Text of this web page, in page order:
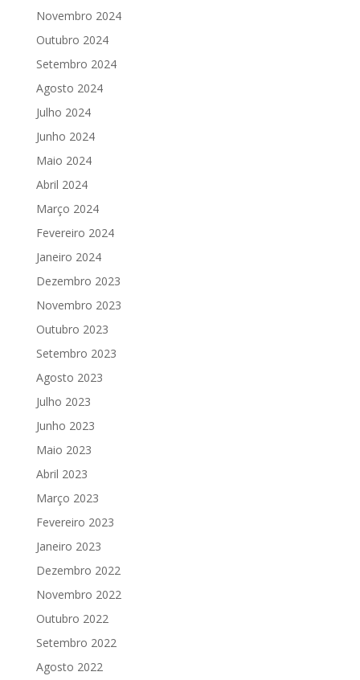
Novembro 2024
Outubro 2024
Setembro 2024
Agosto 2024
Julho 2024
Junho 2024
Maio 2024
Abril 2024
Março 2024
Fevereiro 2024
Janeiro 2024
Dezembro 2023
Novembro 2023
Outubro 2023
Setembro 2023
Agosto 2023
Julho 2023
Junho 2023
Maio 2023
Abril 2023
Março 2023
Fevereiro 2023
Janeiro 2023
Dezembro 2022
Novembro 2022
Outubro 2022
Setembro 2022
Agosto 2022